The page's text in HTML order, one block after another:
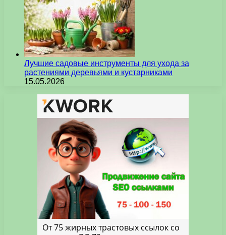
Лучшие садовые инструменты для ухода за
растениями деревьями и кустарниками
15.05.2026